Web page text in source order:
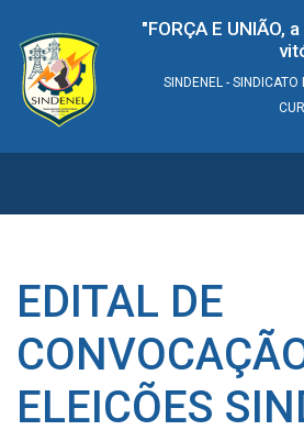
"FORÇA E UNIÃO,
SINDENEL -
EDITAL DE
ELEICÕES